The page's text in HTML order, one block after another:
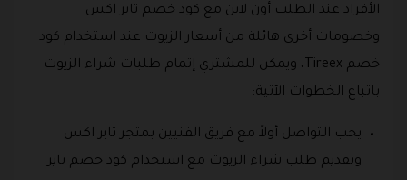
الأفراد عند الطلب أون لاين مع كود خصم تاير اكس
وخصومات أخرى هائلة من أسعار الزيوت عند استخدام كود
خصم Tireex، ويمكن للمشتري إتمام طلبات شراء الزيوت
باتباع الخطوات الآتية:
يجب التواصل أولاً مع فريق الفنيين بمتجر تاير اكس
وتقديم طلب شراء الزيوت مع استخدام كود خصم تاير